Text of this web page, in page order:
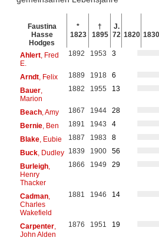
Faustina
Hasse
Hodges
*
1823
†
1895
J.
72 1820 1830
Ahlert, Fred
E.
1892 1953 3
Arndt, Felix 1889 1918
6
Bauer,
Marion
1882 1955 13
Beach, Amy 1867 1944
28
Bernie, Ben 1891 1943
4
Blake, Eubie 1887 1983
8
Buck, Dudley 1839 1900
56
Burleigh,
Henry
Thacker
1866 1949 29
Cadman,
Charles
Wakefield
1881 1946 14
Carpenter,
John Alden
1876 1951 19